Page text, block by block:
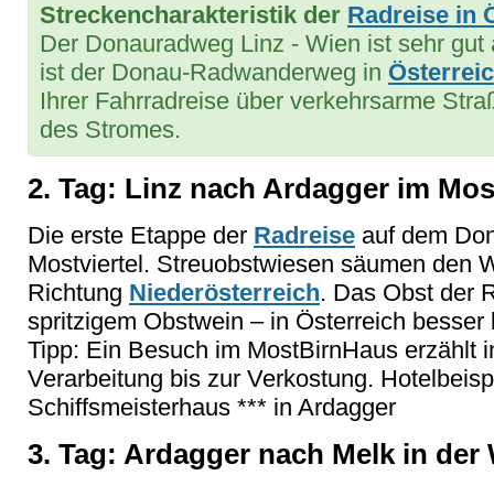
Streckencharakteristik der Radreise in
Der Donauradweg Linz - Wien ist sehr
ist der Donau-Radwanderweg in
Ihrer Fahrradreise über verkehrsarme
des Stromes.
2. Tag: Linz nach Ardagger im
Die erste Etappe der Radreise auf dem
Mostviertel. Streuobstwiesen säumen den
Richtung Niederösterreich. Das Obst der
spritzigem Obstwein – in Österreich
Tipp: Ein Besuch im MostBirnHaus erzählt
Verarbeitung bis zur Verkostung.
Schiffsmeisterhaus *** in Ardagger
3. Tag: Ardagger nach Melk in der